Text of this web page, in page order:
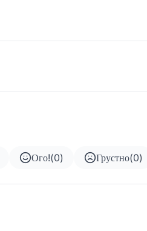
Ого!(0) Грустно(0)